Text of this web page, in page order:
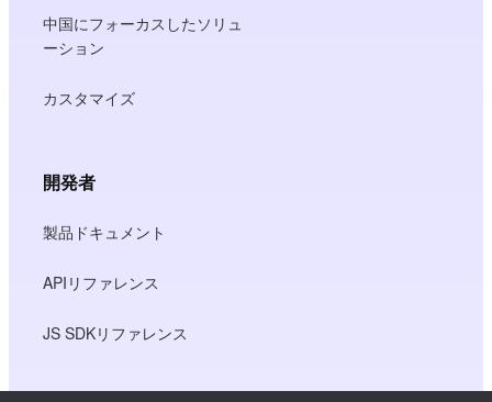
中国にフォーカスしたソリュ
ーション
カスタマイズ
開発者
製品ドキュメント
APIリファレンス
JS SDKリファレンス